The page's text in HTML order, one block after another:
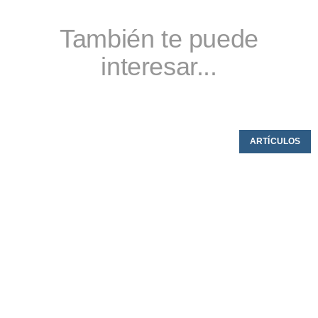
También te puede
interesar...
ARTÍCULOS